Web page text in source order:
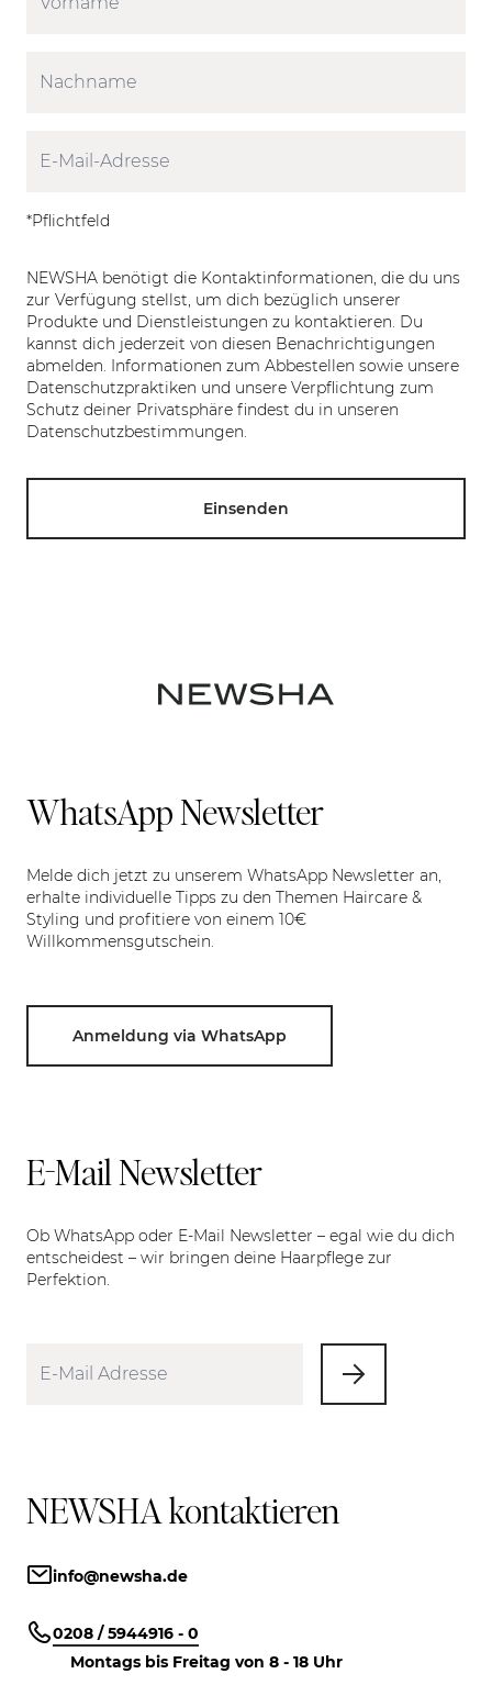
*Pflichtfeld
NEWSHA benötigt die Kontaktinformationen, die du uns
zur Verfügung stellst, um dich bezüglich unserer
Produkte und Dienstleistungen zu kontaktieren. Du
kannst dich jederzeit von diesen Benachrichtigungen
abmelden. Informationen zum Abbestellen sowie unsere
Datenschutzpraktiken und unsere Verpflichtung zum
Schutz deiner Privatsphäre findest du in unseren
Datenschutzbestimmungen.
Einsenden
WhatsApp Newsletter
Melde dich jetzt zu unserem WhatsApp Newsletter an,
erhalte individuelle Tipps zu den Themen Haircare &
Styling und profitiere von einem 10€
Willkommensgutschein.
Anmeldung via WhatsApp
E-Mail Newsletter
Ob WhatsApp oder E-Mail Newsletter – egal wie du dich
entscheidest – wir bringen deine Haarpflege zur
Perfektion.
NEWSHA kontaktieren
info@newsha.de
0208 / 5944916 - 0
Montags bis Freitag von 8 - 18 Uhr